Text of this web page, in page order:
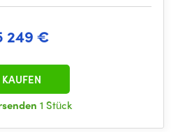
249 €
1 Stück
KAUFEN